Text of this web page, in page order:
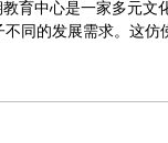
育中心是一家多元
同的发展需求。这